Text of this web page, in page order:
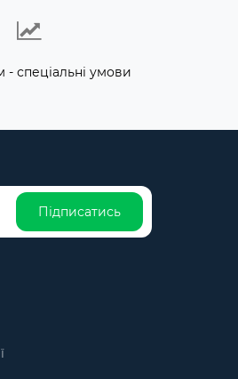
спеціальні умови
Підписатись